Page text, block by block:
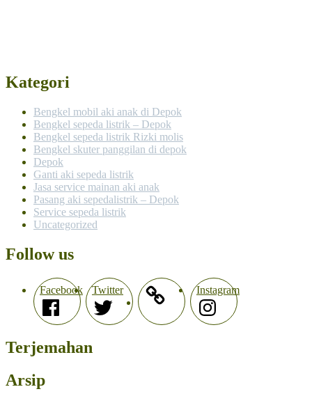
Kategori
Bengkel mobil aki anak di Depok
Bengkel sepeda listrik – Depok
Bengkel sepeda listrik Rizki molis
Bengkel skuter panggilan di depok
Depok
Ganti aki sepeda listrik
Jasa service mainan aki anak
Pasang aki sepedalistrik – Depok
Service sepeda listrik
Uncategorized
Follow us
Facebook Twitter Instagram
Terjemahan
Arsip